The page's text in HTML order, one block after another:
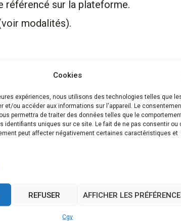
Cookies
expériences, nous utilisons des technologies telles que
et/ou accéder aux informations sur l'appareil. Le
permettra de traiter des données telles que le
identifiants uniques sur ce site. Le fait de ne pas consentir ou
peut affecter négativement certaines caractéristiques et
REFUSER AFFICHER LES
Cgv
référencé sur la plateforme.
modalités).